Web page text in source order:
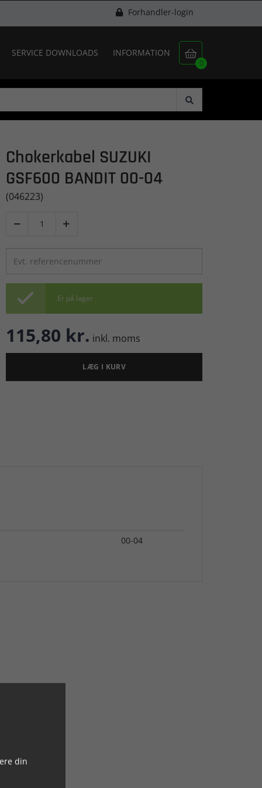
Forhandler-login

0
SERVICE DOWNLOADS INFORMATION
Chokerkabel SUZUKI
GSF600 BANDIT 00-04
(046223)
 
 Er på lager
115,80 kr. inkl. moms
LÆG I KURV
00-04
din